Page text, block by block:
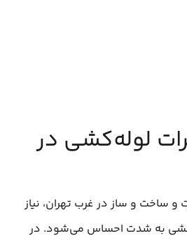
لوله‌کشی در
و ساخت و ساز در غرب تهران، نیاز
به شدت احساس می‌شود. در